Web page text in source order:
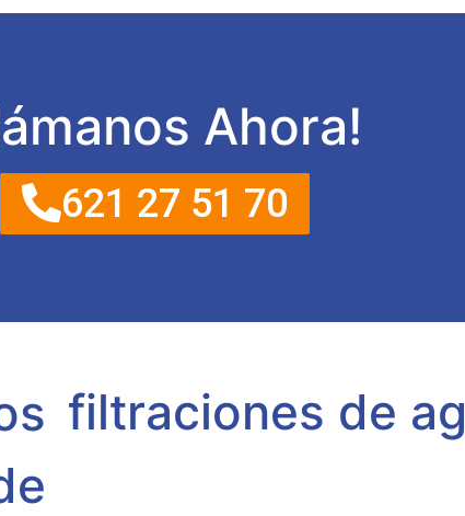
Ahora!
621 27 51 70
filtraciones de